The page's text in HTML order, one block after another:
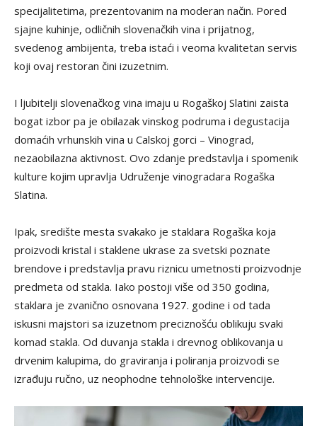
specijalitetima, prezentovanim na moderan način. Pored
sjajne kuhinje, odličnih slovenačkih vina i prijatnog,
svedenog ambijenta, treba istaći i veoma kvalitetan servis
koji ovaj restoran čini izuzetnim.
I ljubitelji slovenačkog vina imaju u Rogaškoj Slatini zaista
bogat izbor pa je obilazak vinskog podruma i degustacija
domaćih vrhunskih vina u Calskoj gorci – Vinograd,
nezaobilazna aktivnost. Ovo zdanje predstavlja i spomenik
kulture kojim upravlja Udruženje vinogradara Rogaška
Slatina.
Ipak, središte mesta svakako je staklara Rogaška koja
proizvodi kristal i staklene ukrase za svetski poznate
brendove i predstavlja pravu riznicu umetnosti proizvodnje
predmeta od stakla. Iako postoji više od 350 godina,
staklara je zvanično osnovana 1927. godine i od tada
iskusni majstori sa izuzetnom preciznošću oblikuju svaki
komad stakla. Od duvanja stakla i drevnog oblikovanja u
drvenim kalupima, do graviranja i poliranja proizvodi se
izrađuju ručno, uz neophodne tehnološke intervencije.